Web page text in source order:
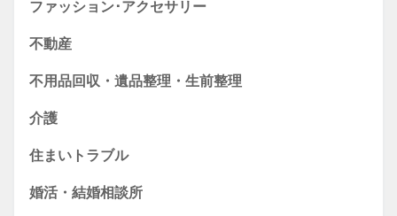
ファッション･アクセサリー
不動産
不用品回収・遺品整理・生前整理
介護
住まいトラブル
婚活・結婚相談所